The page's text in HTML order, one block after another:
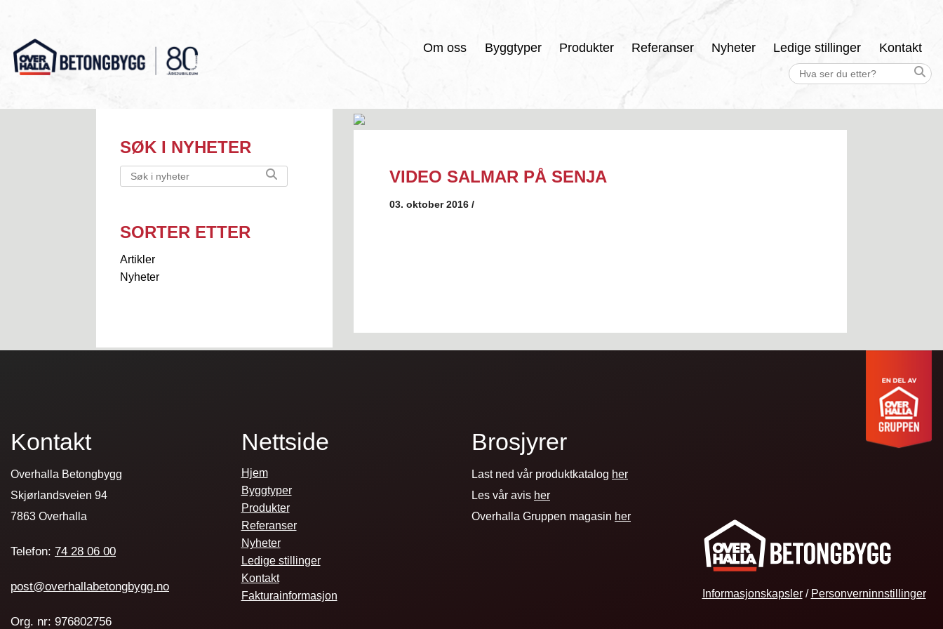
innholdet
Overhalla
Betongbygg
Om oss Byggtyper Produkter Referanser Nyheter Ledige stillinger Kontakt
SØK I NYHETER
SORTER ETTER
Artikler
Nyheter
VIDEO SALMAR PÅ SENJA
03. oktober 2016 /
Kontakt
Overhalla Betongbygg
Skjørlandsveien 94
7863 Overhalla
Telefon: 74 28 06 00
post@overhallabetongbygg.no
Org. nr: 976802756
Nettside
Hjem
Byggtyper
Produkter
Referanser
Nyheter
Ledige stillinger
Kontakt
Fakturainformasjon
Brosjyrer
Last ned vår produktkatalog her
Les vår avis her
Overhalla Gruppen magasin her
Informasjonskapsler/ Personverninnstillinger